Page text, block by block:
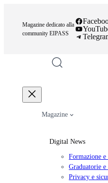
contenuto
Magazine dedicato alla
community EIPASS
Magazine
Digital News
Formazione
Graduatorie e
Privacy e